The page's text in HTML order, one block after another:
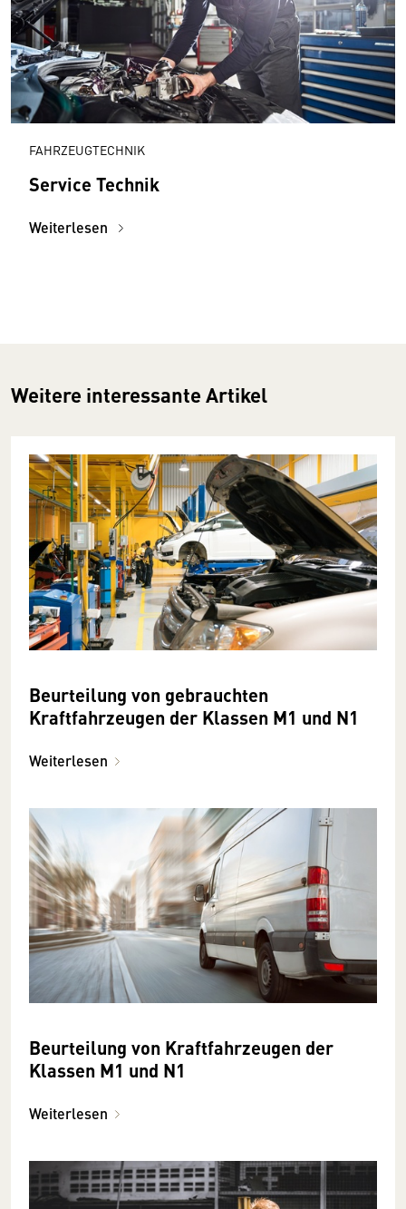
FAHRZEUGTECHNIK
Service Technik
Weiterlesen
Weitere interessante Artikel
Beurteilung von gebrauchten
Kraftfahrzeugen der Klassen M1 und N1
Weiterlesen
Beurteilung von Kraftfahrzeugen der
Klassen M1 und N1
Weiterlesen